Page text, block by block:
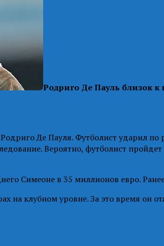
Родриго Де Пауль близок к
Де Пауля. Футболист ударил
Вероятно, футболист
Симеоне в 35 миллионов евро.
клубном уровне. За это время он